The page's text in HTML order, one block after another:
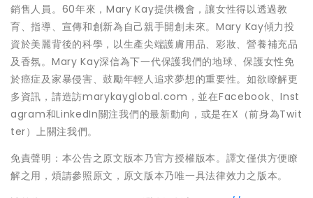
銷售人員。60年來，Mary Kay提供機會，讓女性得以透過教
育、指導、宣傳和創新為自己親手開創未來。Mary Kay傾力投
資於美麗背後的科學，以生產尖端護膚用品、彩妝、營養補充品
及香氛。Mary Kay深信為下一代保護我們的地球、保護女性免
於癌症及家暴侵害、鼓勵年輕人追求夢想的重要性。如欲瞭解更
多資訊，請造訪marykayglobal.com，並在Facebook、Inst
agram和LinkedIn關注我們的最新動向，或是在X（前身為Twit
ter）上關注我們。
免責聲明：本公告之原文版本乃官方授權版本。譯文僅供方便瞭
解之用，煩請參照原文，原文版本乃唯一具法律效力之版本。